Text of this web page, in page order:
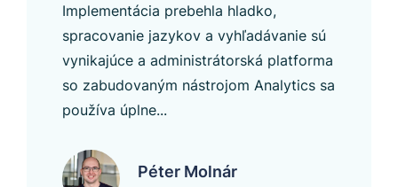
Implementácia prebehla hladko,
spracovanie jazykov a vyhľadávanie sú
vynikajúce a administrátorská platforma
so zabudovaným nástrojom Analytics sa
používa úplne...
Péter Molnár